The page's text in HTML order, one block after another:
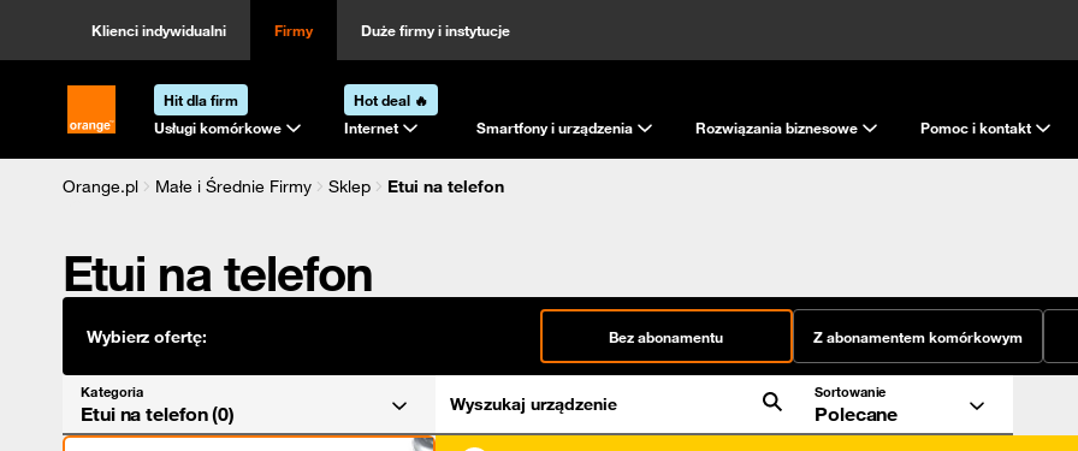
Klienci indywidualni Firmy Duże firmy i instytucje
Strona główna Orange.pl
Hit dla firm
Usługi komórkowe
Hot deal 🔥
Internet
Smartfony i urządzenia Rozwiązania biznesowe Pomoc i kontakt
Orange.pl Małe i Średnie Firmy Sklep
Etui na telefon
Etui na telefon
Wybierz ofertę: Bez abonamentu Z abonamentem komórkowym
Kategoria
Etui na telefon (0) Wyszukaj urządzenie
Sortowanie
Polecane